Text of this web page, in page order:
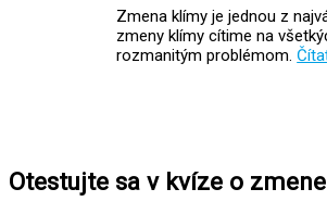
Zmena klímy je jednou z
zmeny klímy cítime na
rozmanitým problémom.
Otestujte sa v kvíze o